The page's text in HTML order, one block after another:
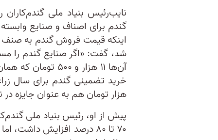
گندم برای اصناف و صنایع وابسته
اینکه قیمت فروش گندم به
شد، گفت: «اگر صنایع گندم را
آن‌ها ۱۱ هزار و
هزار تومان هم به عنوان جایزه
پیش از او، رئیس بنیاد ملی
۷۰ تا ۸۰ درصد افزایش